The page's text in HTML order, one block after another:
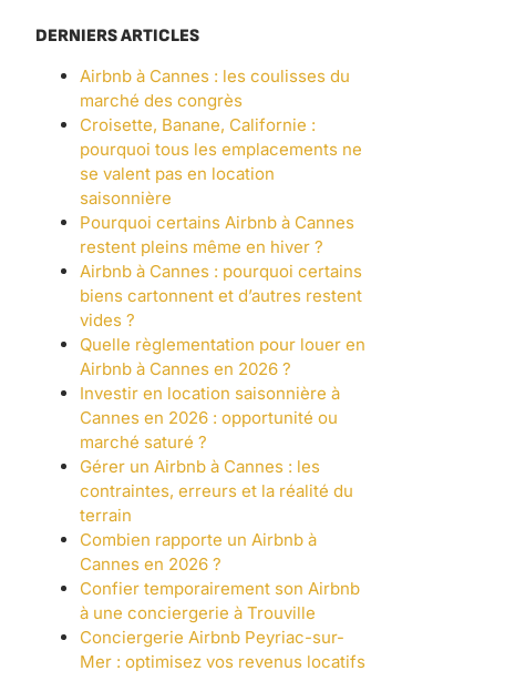
DERNIERS ARTICLES
Airbnb à Cannes : les coulisses du
marché des congrès
Croisette, Banane, Californie :
pourquoi tous les emplacements ne
se valent pas en location
saisonnière
Pourquoi certains Airbnb à Cannes
restent pleins même en hiver ?
Airbnb à Cannes : pourquoi certains
biens cartonnent et d’autres restent
vides ?
Quelle règlementation pour louer en
Airbnb à Cannes en 2026 ?
Investir en location saisonnière à
Cannes en 2026 : opportunité ou
marché saturé ?
Gérer un Airbnb à Cannes : les
contraintes, erreurs et la réalité du
terrain
Combien rapporte un Airbnb à
Cannes en 2026 ?
Confier temporairement son Airbnb
à une conciergerie à Trouville
Conciergerie Airbnb Peyriac-sur-
Mer : optimisez vos revenus locatifs